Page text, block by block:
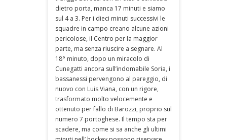
dietro porta, manca 17 minuti e siamo
sul 4 a 3. Per i dieci minuti successivi le
squadre in campo creano alcune azioni
pericolose, il Centro per la maggior
parte, ma senza riuscire a segnare. Al
18° minuto, dopo un miracolo di
Cunegatti ancora sull’indomabile Soria, i
bassanessi pervengono al pareggio, di
nuovo con Luis Viana, con un rigore,
trasformato molto velocemente e
ottenuto per fallo di Barozzi, proprio sul
numero 7 portoghese. Il tempo sta per
scadere, ma come si sa anche gli ultimi